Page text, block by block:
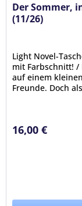
Der Sommer,
(11/26)
Light Novel-
mit Farbschnitt! /
auf einem
Freunde. Doch
16,00 €